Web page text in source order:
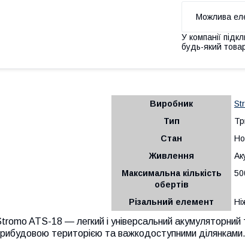
У компанії
будь-який
Виробник
Тип
Стан
Живлення
Максимальна кількість
обертів
Різальний елемент
ATS-18 — легкий і універсальний
територією та важкодоступними